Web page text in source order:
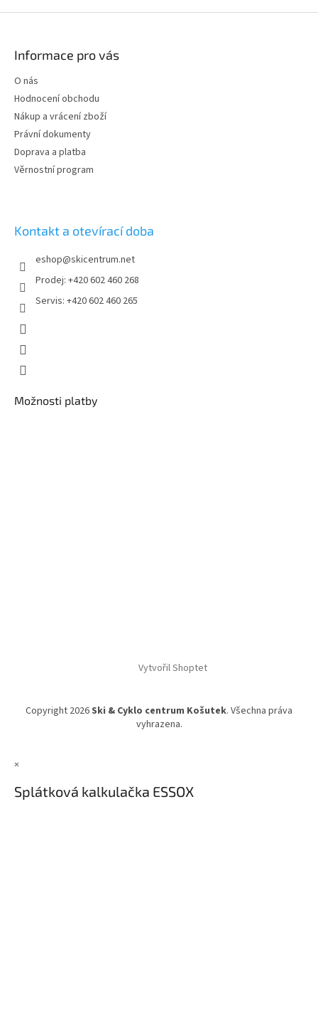
Informace pro vás
O nás
Hodnocení obchodu
Nákup a vrácení zboží
Právní dokumenty
Doprava a platba
Věrnostní program
Kontakt a otevírací doba
eshop@skicentrum.net
Prodej: +420 602 460 268
Servis: +420 602 460 265
Možnosti platby
Vytvořil Shoptet
Copyright 2026Ski & Cyklo centrum Košutek. Všechna práva
vyhrazena.
×
Splátková kalkulačka ESSOX